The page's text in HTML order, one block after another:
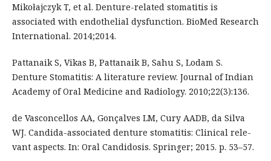
Mikołajczyk T, et al. Denture-related stomatitis is
associated with endothelial dysfunction. BioMed Research
International. 2014;2014.
Pattanaik S, Vikas B, Pattanaik B, Sahu S, Lodam S.
Denture Stomatitis: A literature review. Journal of Indian
Academy of Oral Medicine and Radiology. 2010;22(3):136.
de Vasconcellos AA, Gonçalves LM, Cury AADB, da Silva
WJ. Candida-associated denture stomatitis: Clinical rele-
vant aspects. In: Oral Candidosis. Springer; 2015. p. 53–57.